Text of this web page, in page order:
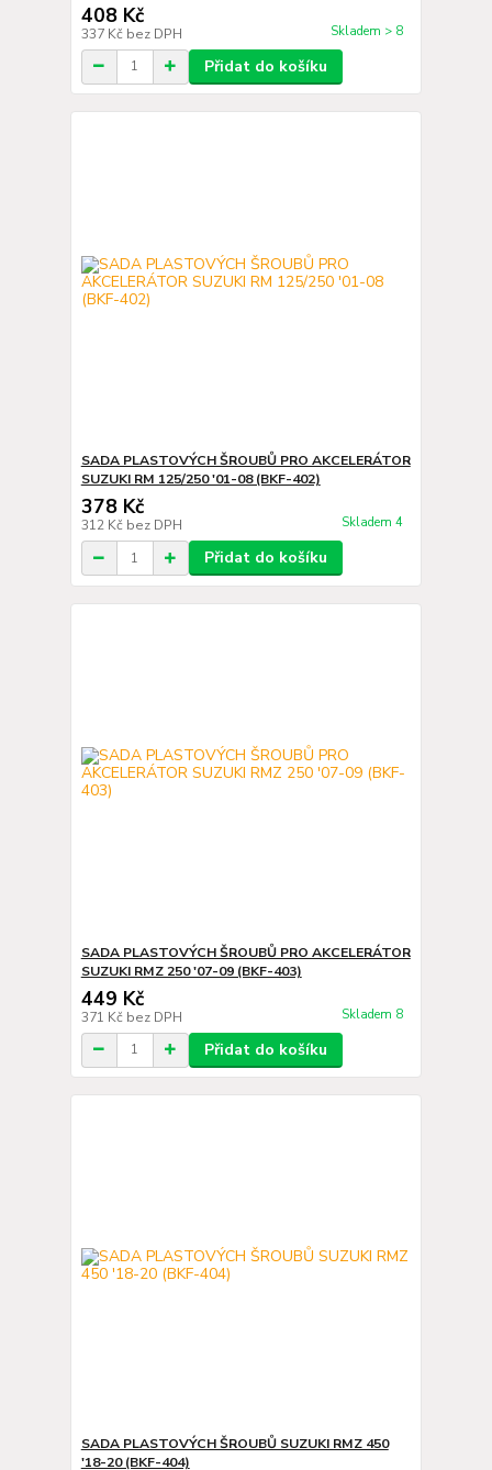
408 Kč
337 Kč bez DPH Skladem > 8
Přidat do košíku
SADA PLASTOVÝCH ŠROUBŮ PRO AKCELERÁTOR
SUZUKI RM 125/250 '01-08 (BKF-402)
378 Kč
312 Kč bez DPH Skladem 4
Přidat do košíku
SADA PLASTOVÝCH ŠROUBŮ PRO AKCELERÁTOR
SUZUKI RMZ 250 '07-09 (BKF-403)
449 Kč
371 Kč bez DPH Skladem 8
Přidat do košíku
SADA PLASTOVÝCH ŠROUBŮ SUZUKI RMZ 450
'18-20 (BKF-404)